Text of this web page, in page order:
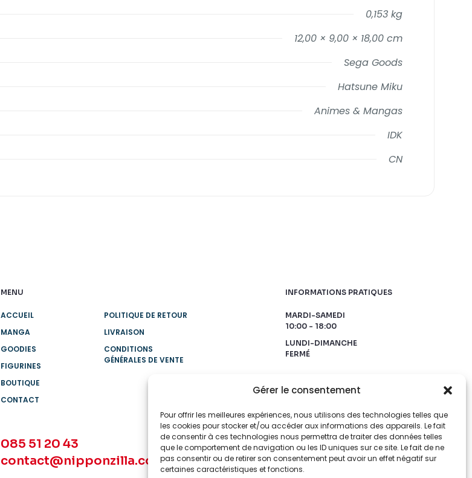
Gérer le consentement
Pour offrir les meilleures expériences, nous utilisons des technologies telles que
les cookies pour stocker et/ou accéder aux informations des appareils. Le fait
de consentir à ces technologies nous permettra de traiter des données telles
que le comportement de navigation ou les ID uniques sur ce site. Le fait de ne
pas consentir ou de retirer son consentement peut avoir un effet négatif sur
certaines caractéristiques et fonctions.
0,153 kg
12,00 × 9,00 × 18,00 cm
Sega Goods
Hatsune Miku
Animes & Mangas
IDK
CN
MENU
ACCUEIL
MANGA
GOODIES
FIGURINES
BOUTIQUE
CONTACT
POLITIQUE DE RETOUR
LIVRAISON
CONDITIONS
GÉNÉRALES DE VENTE
085 51 20 43
contact@nipponzilla.com
INFORMATIONS PRATIQUES
MARDI-SAMEDI
10:00 - 18:00
LUNDI-DIMANCHE
FERMÉ